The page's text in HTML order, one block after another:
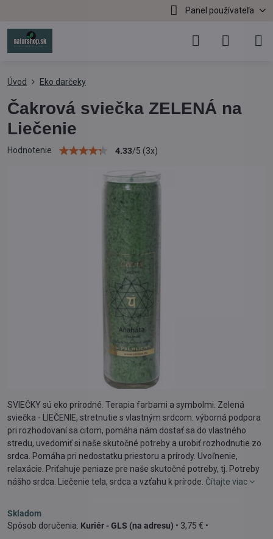
Panel používateľa
Úvod Eko darčeky
Čakrová sviečka ZELENÁ na
Liečenie
Hodnotenie 4.33/5 (3x)
SVIEČKY sú eko prírodné. Terapia farbami a symbolmi. Zelená
sviečka - LIEČENIE, stretnutie s vlastným srdcom: výborná podpora
pri rozhodovaní sa citom, pomáha nám dostať sa do vlastného
stredu, uvedomiť si naše skutočné potreby a urobiť rozhodnutie zo
srdca. Pomáha pri nedostatku priestoru a prírody. Uvoľnenie,
relaxácie. Priťahuje peniaze pre naše skutočné potreby, tj. Potreby
nášho srdca. Liečenie tela, srdca a vzťahu k prírode. Čítajte viac
Skladom
Kuriér - GLS (na adresu) • 3,75 € •